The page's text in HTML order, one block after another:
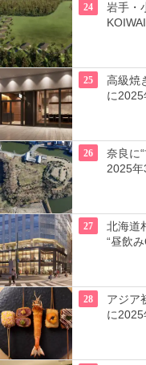
24
岩手・
25
高級焼
に
26
奈良に
2025
27
北海道
“昼飲
28
アジア
に2025